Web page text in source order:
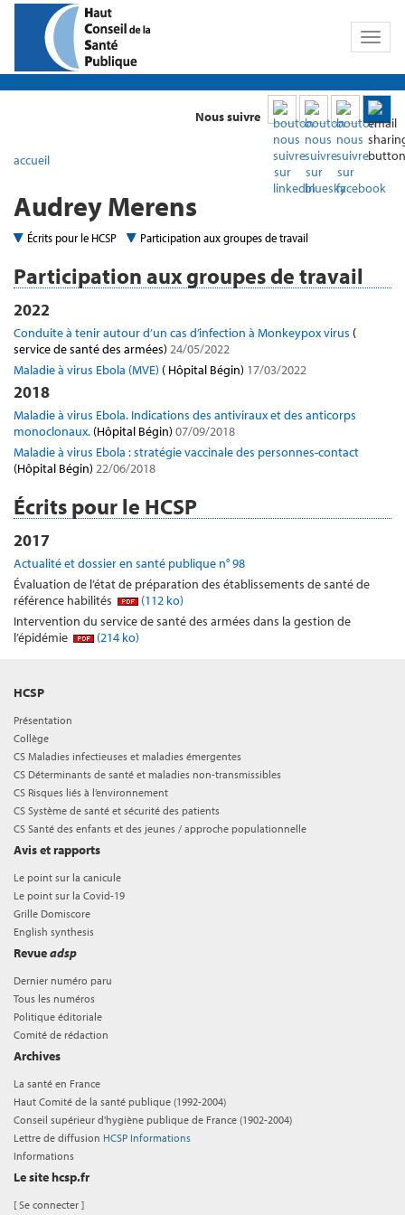
Toggle
Nous suivre
accueil
Audrey Merens
Écrits pour le HCSP Participation aux groupes de travail
Participation aux groupes de travail
2022
Conduite à tenir autour d’un cas d’infection à Monkeypox virus (
service de santé des armées) 24/05/2022
Maladie à virus Ebola (MVE) ( Hôpital Bégin) 17/03/2022
2018
Maladie à virus Ebola. Indications des antiviraux et des anticorps
monoclonaux. (Hôpital Bégin) 07/09/2018
Maladie à virus Ebola : stratégie vaccinale des personnes-contact
(Hôpital Bégin) 22/06/2018
Écrits pour le HCSP
2017
Actualité et dossier en santé publique n° 98
Évaluation de l’état de préparation des établissements de santé de
référence habilités
(112 ko)
Intervention du service de santé des armées dans la gestion de
l’épidémie
(214 ko)
HCSP
Présentation
Collège
CS Maladies infectieuses et maladies émergentes
CS Déterminants de santé et maladies non-transmissibles
CS Risques liés à l’environnement
CS Système de santé et sécurité des patients
CS Santé des enfants et des jeunes / approche populationnelle
Avis et rapports
Le point sur la canicule
Le point sur la Covid-19
Grille Domiscore
English synthesis
Revueadsp
Dernier numéro paru
Tous les numéros
Politique éditoriale
Comité de rédaction
Archives
La santé en France
Haut Comité de la santé publique (1992-2004)
Conseil supérieur d'hygiène publique de France (1902-2004)
Lettre de diffusion HCSP Informations
Informations
Le site hcsp.fr
[Se connecter ]